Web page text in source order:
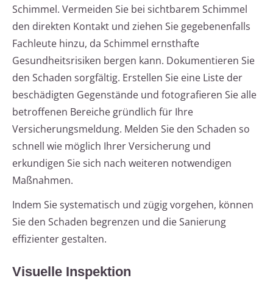
Schimmel. Vermeiden Sie bei sichtbarem Schimmel
den direkten Kontakt und ziehen Sie gegebenenfalls
Fachleute hinzu, da Schimmel ernsthafte
Gesundheitsrisiken bergen kann. Dokumentieren Sie
den Schaden sorgfältig. Erstellen Sie eine Liste der
beschädigten Gegenstände und fotografieren Sie alle
betroffenen Bereiche gründlich für Ihre
Versicherungsmeldung. Melden Sie den Schaden so
schnell wie möglich Ihrer Versicherung und
erkundigen Sie sich nach weiteren notwendigen
Maßnahmen.
Indem Sie systematisch und zügig vorgehen, können
Sie den Schaden begrenzen und die Sanierung
effizienter gestalten.
Visuelle Inspektion